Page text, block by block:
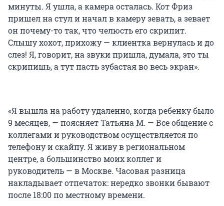
минуты. Я ушла, а камера осталась. Кот Фриз
пришел на стул и начал в камеру зевать, а зевает
он почему-то так, что челюсть его скрипит.
Слышу хохот, прихожу — клиентка вернулась и до
слез! Я, говорит, на звуки пришла, думала, это ты
скрипишь, а тут пасть зубастая во весь экран».
«Я вышла на работу удаленно, когда ребенку было
9 месяцев, — поясняет Татьяна М. — Все общение с
коллегами и руководством осуществляется по
телефону и скайпу. Я живу в региональном
центре, а большинство моих коллег и
руководитель — в Москве. Часовая разница
накладывает отпечаток: нередко звонки бывают
после 18:00 по местному времени.